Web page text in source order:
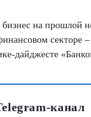
на прошлой
секторе
дайджесте
канал